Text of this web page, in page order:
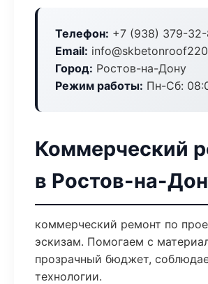
Телефон: +7 (938) 379-
Email:
Город: Ростов-на-Дону
Режим работы: Пн-Сб:
Коммерческий
в Ростов-на-
коммерческий ремонт по
эскизам. Помогаем с
прозрачный бюджет,
технологии.